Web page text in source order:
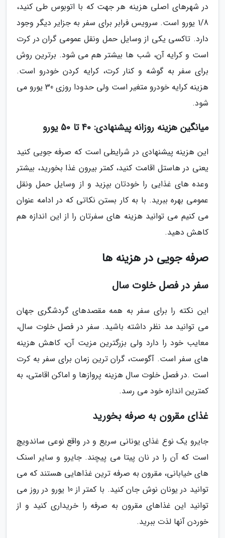
در شهرهای اصلی هزینه هر جهت که با اتوبوس طی کنید،
1/8 یورو است. سرویس فرابر برای سفر به جزایر دیگر وجود
دارد. تاکسی یکی از وسایل حمل ونقل عمومی گران در کرت
است و کرایه آن، شب ها بیشتر هم می شود. برترین روش
برای سفر به گوشه و کنار کرت، کرایه کردن خودرو است.
هزینه کرایه خودرو متغیر است ولی حدودا روزی 30 یورو می
شود.
میانگین هزینه روزانه پیشنهادی: 40 تا 50 یورو
این هزینه پیشنهادی در شرایطی است که صرفه جویی کنید
یعنی در هاستل اقامت کنید، کمتر بیرون غذا بخورید، بیشتر
وعده های غذایی را خودتان بپزید و از وسایل حمل ونقل
عمومی بهره ببرید. با به کار بستن نکاتی که در ادامه عنوان
می کنیم می توانید هزینه های سفرتان را از این اندازه هم
کاهش دهید.
صرفه جویی در هزینه ها
سفر در فصل خلوت سال
این نکته را برای سفر به همه مقصدهای گردشگری جهان
می توانید مد نظر داشته باشید. سفر در فصل خلوت سال،
معایب خود را دارد ولی بزرگترین مزیت آن، کاهش هزینه
های سفر است. آگوست، گران ترین زمان برای سفر به کرت
است .در فصل خلوت سال هزینه پروازها و اماکن اقامتی، به
کمترین اندازه خود می رسد.
غذای مقرون به صرفه بخورید
جایرو یک نوع غذای یونانی سریع و در واقع نوعی ساندویچ
است که آن را در نان پیتا می پیچند. جایرو و سایر اسنک
های خیابانی، مقرون به صرفه ترین غذاهایی هستند که می
توانید در یونان نوش جان کنید. با کمتر از 10 یورو در روز می
توانید این غذاهای مقرون به صرفه را خریداری کنید و از
خوردن آنها لذت ببرید.